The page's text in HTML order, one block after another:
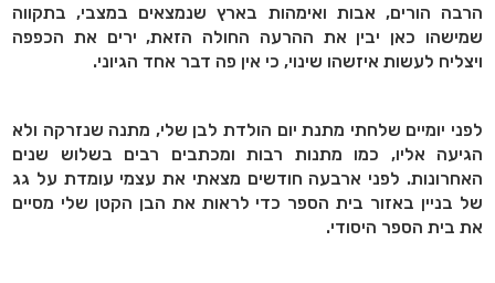
הרבה הורים, אבות ואימהות בארץ שנמצאים במצבי, בתקווה
שמישהו כאן יבין את ההרעה החולה הזאת, ירים את הכפפה
ויצליח לעשות איזשהו שינוי, כי אין פה דבר אחד הגיוני.
לפני יומיים שלחתי מתנת יום הולדת לבן שלי, מתנה שנזרקה ולא
הגיעה אליו, כמו מתנות רבות ומכתבים רבים בשלוש שנים
האחרונות. לפני ארבעה חודשים מצאתי את עצמי עומדת על גג
של בניין באזור בית הספר כדי לראות את הבן הקטן שלי מסיים
את בית הספר היסודי.